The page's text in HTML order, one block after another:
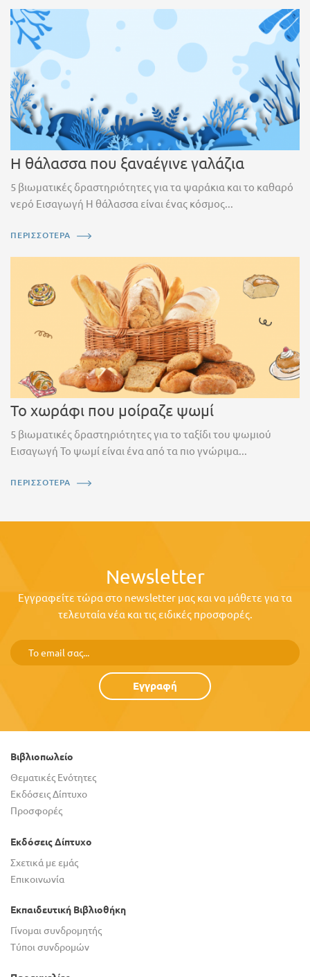
Η θάλασσα που ξαναέγινε γαλάζια
5 βιωματικές δραστηριότητες για τα ψαράκια και το καθαρό
νερό Εισαγωγή Η θάλασσα είναι ένας κόσμος...
ΠΕΡΙΣΣΟΤΕΡΑ
Το χωράφι που μοίραζε ψωμί
5 βιωματικές δραστηριότητες για το ταξίδι του ψωμιού
Εισαγωγή Το ψωμί είναι ένα από τα πιο γνώριμα...
ΠΕΡΙΣΣΟΤΕΡΑ
Newsletter
Εγγραφείτε τώρα στο newsletter μας και να μάθετε για τα
τελευταία νέα και τις ειδικές προσφορές.
Εγγραφή
Βιβλιοπωλείο
Θεματικές Ενότητες
Εκδόσεις Δίπτυχο
Προσφορές
Εκδόσεις Δίπτυχο
Σχετικά με εμάς
Επικοινωνία
Εκπαιδευτική Βιβλιοθήκη
Γίνομαι συνδρομητής
Τύποι συνδρομών